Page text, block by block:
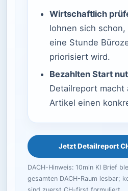
Wirtschaftlich
lohnen sich schon,
eine Stunde
priorisiert wird.
Bezahlten Start
Detailreport macht
Artikel einen
Jetzt Detailreport
DACH-Hinweis: 10min KI Brief
gesamten DACH-Raum lesbar;